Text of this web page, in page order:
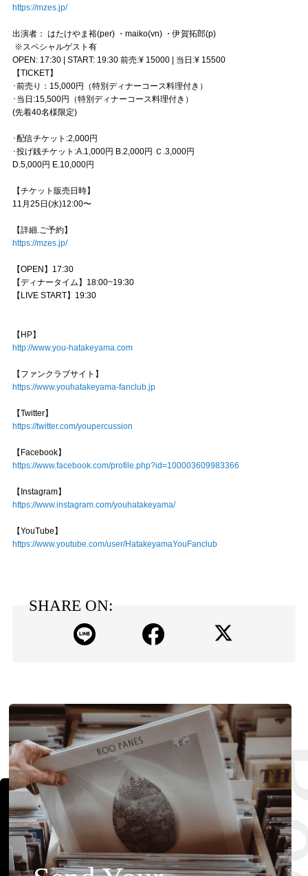
https://mzes.jp/
出演者： はたけやま裕(per) ・maiko(vn) ・伊賀拓郎(p)
※スペシャルゲスト有
OPEN: 17:30 | START: 19:30 前売:¥ 15000 | 当日:¥ 15500
【TICKET】
･前売り：15,000円（特別ディナーコース料理付き）
･当日:15,500円（特別ディナーコース料理付き）
(先着40名様限定)
･配信チケット:2,000円
･投げ銭チケット:A.1,000円 B.2,000円 Ｃ.3,000円
D.5,000円 E.10,000円
【チケット販売日時】
11月25日(水)12:00〜
【詳細.ご予約】
https://mzes.jp/
【OPEN】17:30
【ディナータイム】18:00~19:30
【LIVE START】19:30
【HP】
http://www.you-hatakeyama.com
【ファンクラブサイト】
https://www.youhatakeyama-fanclub.jp
【Twitter】
https://twitter.com/youpercussion
【Facebook】
https://www.facebook.com/profile.php?id=100003609983366
【Instagram】
https://www.instagram.com/youhatakeyama/
【YouTube】
https://www.youtube.com/user/HatakeyamaYouFanclub
SHARE ON: